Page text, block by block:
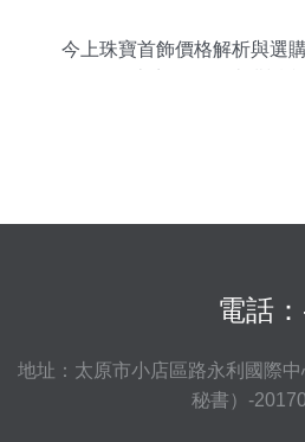
今上珠寶首飾價格解析與選
電話
地址：太原市小店區路永利國際
秘書）-